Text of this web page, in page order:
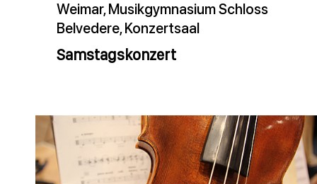
Weimar, Musikgymnasium Schloss
Belvedere, Konzertsaal
Samstagskonzert